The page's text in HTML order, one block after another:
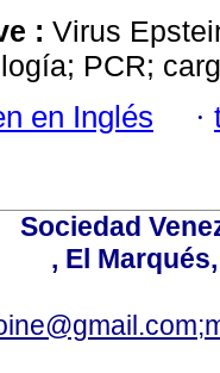
: Virus
PCR;
en Inglés ·
Sociedad
, El